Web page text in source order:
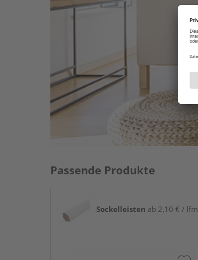
Passende Produkte
Sockelleisten ab 2,10 € / lfm